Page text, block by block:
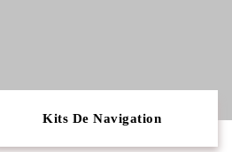
Kits De Navigation